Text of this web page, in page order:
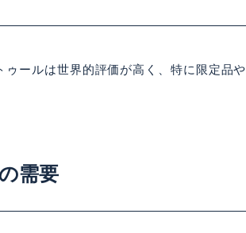
ゥールは世界的評価が高く、特に限定品
需要